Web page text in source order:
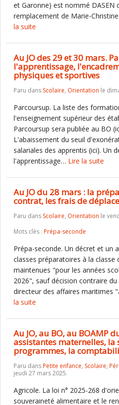
et Garonne) est nommé DASEN
remplacement de Marie-
la suite
Au JO des 29 et 30 mars.
l'apprentissage,
physiques et sportives
Paru dans Scolaire, Orientation le
Parcoursup. La liste des
l'enseignement supérieur des
Parcoursup sera publiée au BO
L'abaissement du seuil
salariales des apprentis (ici). Un
l'apprentissage… Lire la suite
Au JO du 28 mars : la
contrat, les frais de
Paru dans Scolaire, Orientation le
Mots clés : Prépa-seconde
Prépa-seconde. Un décret et un
classes préparatoires à la classe
maintenues "pour les années
2026", sauf décision contraire
directeur des affaires maritimes
la suite
Au JO, au BO, au BOAMP
assistantes maternelles, la
programmes, la
Paru dansPetite enfance, Scolaire,
jeudi 27 mars 2025.
Agricole. La loi n° 2025-268
souveraineté alimentaire et le